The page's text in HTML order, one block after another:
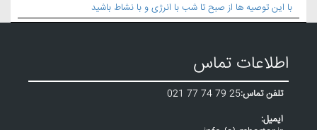
با این توصیه ها از صبح تا شب با انرژی و با نشاط باشید
اطلاعات تماس
تلفن تماس:021 77 74 79 25
ایمیل: